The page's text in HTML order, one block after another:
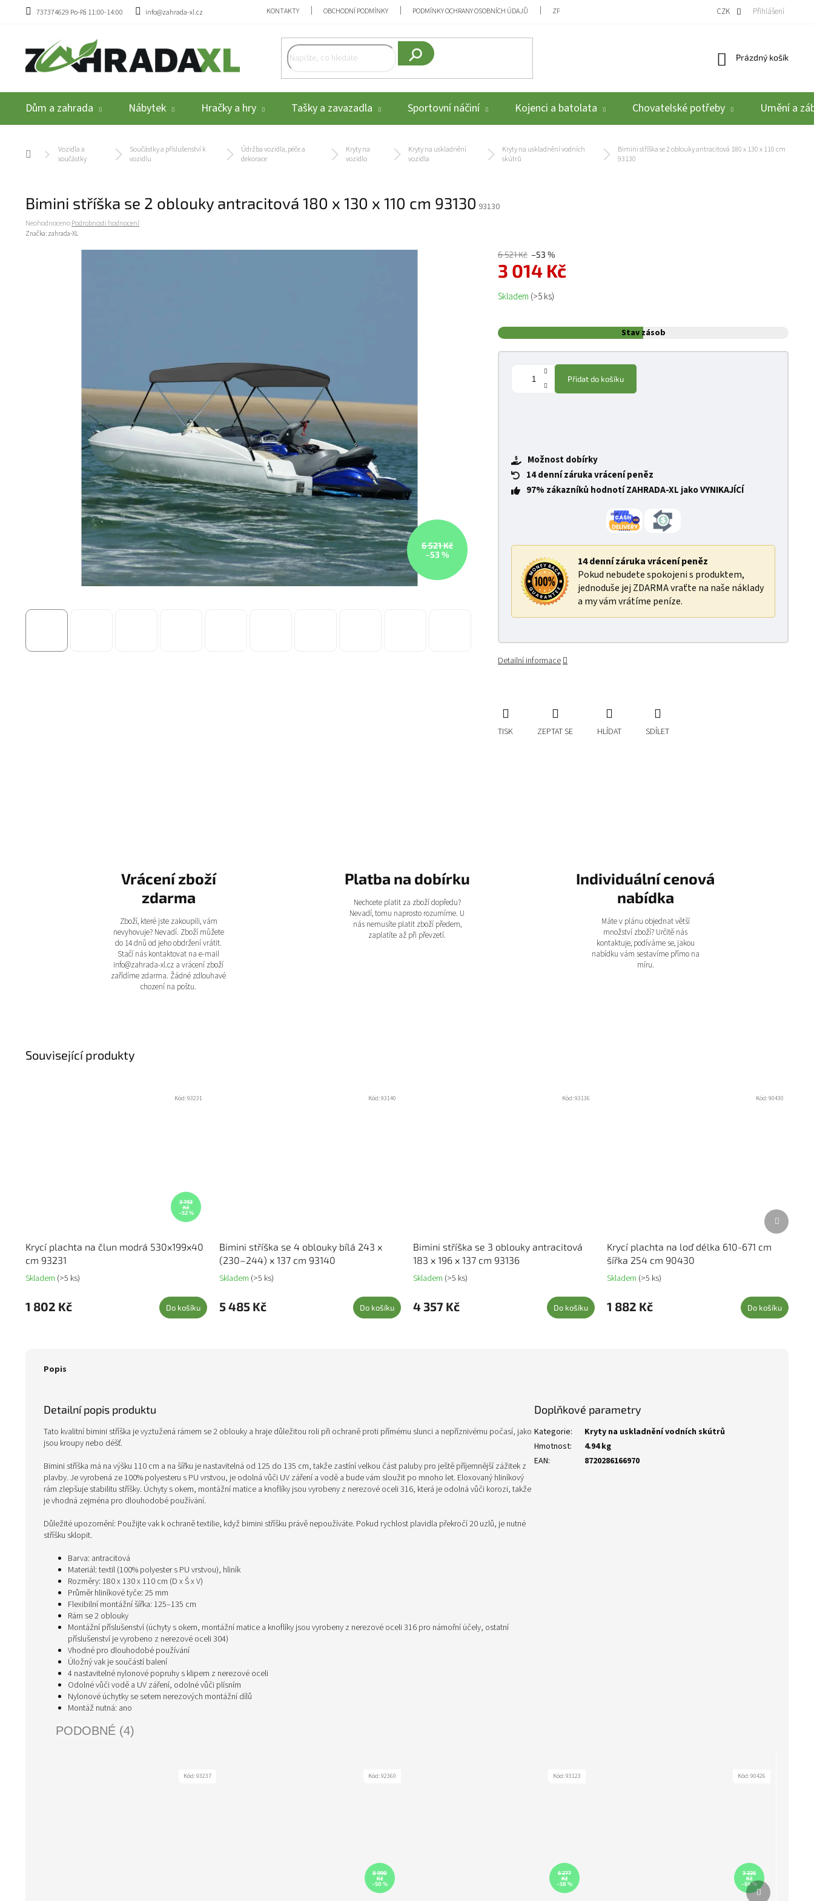
Přejít na obsah
737374629 Po-Pá 11:00-14:00 info@zahrada-xl.cz KONTAKTY OBCHODNÍ PODMÍNKY PODMÍNKY OCHRANY OSOBNÍCH ÚDAJŮ ZPĚTNÝ ODBĚR VYSLOUŽILÝCH ELEKTROZAŘÍZENÍ / BATERIÍ REKLAMACE A
CZK Přihlášení
Hledat
Nákupní košík
Prázdný košík
Dům a zahrada Nábytek Hračky a hry Tašky a zavazadla Sportovní náčiní Kojenci a batolata Chovatelské potřeby Umění a
Domů
Vozidla a
součástky
Součástky a příslušenství k
vozidlu
Údržba vozidla, péče a
dekorace
Kryty na
vozidlo
Kryty na uskladnění
vozidla
Kryty na uskladnění vodních
skútrů
Bimini stříška se 2 oblouky antracitová 180 x 130 x 110 cm
93130
Bimini stříška se 2 oblouky antracitová 180 x 130 x 110 cm 93130 93130
Průměrné hodnocení produktu je 0,0 z 5 hvězdiček.
NeohodnocenoPodrobnosti hodnocení
Značka: zahrada-XL
6 521 Kč
–53 %
6 521 Kč –53 %
3 014 Kč
Měrná cena:
Skladem (>5 ks)
Stav zásob
Přidat do košíku
Možnost dobírky
14 denní záruka vrácení peněz
97% zákazníků hodnotí ZAHRADA-XL jako VYNIKAJÍCÍ
14 denní záruka vrácení peněz
Pokud nebudete spokojeni s produktem,
jednoduše jej ZDARMA vraťte na naše náklady
a my vám vrátíme peníze.
Detailní informace
TISK ZEPTAT SE HLÍDAT SDÍLET
Vrácení zboží
zdarma
Zboží, které jste zakoupili, vám
nevyhovuje? Nevadí. Zboží můžete
do 14 dnů od jeho obdržení vrátit.
Stačí nás kontaktovat na e-mail
info@zahrada-xl.cz a vrácení zboží
zařídíme zdarma. Žádné zdlouhavé
chození na poštu.
Platba na dobírku
Nechcete platit za zboží dopředu?
Nevadí, tomu naprosto rozumíme. U
nás nemusíte platit zboží předem,
zaplatíte až při převzetí.
Individuální cenová
nabídka
Máte v plánu objednat větší
množství zboží? Určitě nás
kontaktuje, podíváme se, jakou
nabídku vám sestavíme přímo na
míru.
Související produkty
3 793
Kč
–52 %
Krycí plachta na člun modrá 530x199x40
cm 93231
Skladem (>5 ks)
1 802 Kč Do košíku
Kód:93231
Bimini stříška se 4 oblouky bílá 243 x
(230–244) x 137 cm 93140
Skladem (>5 ks)
5 485 Kč Do košíku
Kód:93140
Bimini stříška se 3 oblouky antracitová
183 x 196 x 137 cm 93136
Skladem (>5 ks)
4 357 Kč Do košíku
Kód:93136
Krycí plachta na loď délka 610-671 cm
šířka 254 cm 90430
Skladem (>5 ks)
1 882 Kč Do košíku
Kód:90430
Další
Popis
Detailní popis produktu
Tato kvalitní bimini stříška je vyztužená rámem se 2 oblouky a hraje důležitou roli při ochraně proti přímému slunci a nepříznivému počasí, jako
jsou kroupy nebo déšť.
Bimini stříška má na výšku 110 cm a na šířku je nastavitelná od 125 do 135 cm, takže zastíní velkou část paluby pro ještě příjemnější zážitek z
plavby. Je vyrobená ze 100% polyesteru s PU vrstvou, je odolná vůči UV záření a vodě a bude vám sloužit po mnoho let. Eloxovaný hliníkový
rám zlepšuje stabilitu stříšky. Úchyty s okem, montážní matice a knoflíky jsou vyrobeny z nerezové oceli 316, která je odolná vůči korozi, takže
je vhodná zejména pro dlouhodobé používání.
Důležité upozornění: Použijte vak k ochraně textilie, když bimini stříšku právě nepoužíváte. Pokud rychlost plavidla překročí 20 uzlů, je nutné
stříšku sklopit.
Barva: antracitová
Materiál: textil (100% polyester s PU vrstvou), hliník
Rozměry: 180 x 130 x 110 cm (D x Š x V)
Průměr hliníkové tyče: 25 mm
Flexibilní montážní šířka: 125–135 cm
Rám se 2 oblouky
Montážní příslušenství (úchyty s okem, montážní matice a knoflíky jsou vyrobeny z nerezové oceli 316 pro námořní účely, ostatní
příslušenství je vyrobeno z nerezové oceli 304)
Vhodné pro dlouhodobé používání
Úložný vak je součástí balení
4 nastavitelné nylonové popruhy s klipem z nerezové oceli
Odolné vůči vodě a UV záření, odolné vůči plísním
Nylonové úchytky se setem nerezových montážní dílů
Montáž nutná: ano
Doplňkové parametry
Kategorie:
Kryty na uskladnění vodních skútrů
Hmotnost:
4.94 kg
EAN: 8720286166970
PODOBNÉ (4)
Kód:93237
8 990
Kč
–50 %
Kód:92360
6 277
Kč
–58 %
Kód:93123
3 226
Kč
–54 %
Kód:90426
Další produkt